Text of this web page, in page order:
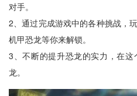
对手。
2、通过完成游戏中的各种挑战，
机甲恐龙等你来解锁。
3、不断的提升恐龙的实力，在
龙。